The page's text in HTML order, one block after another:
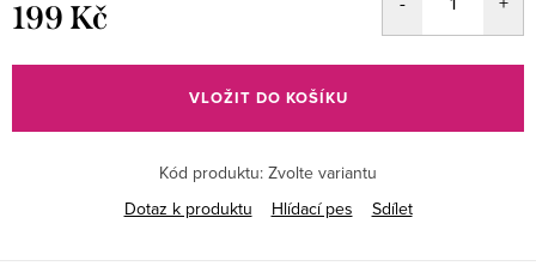
199 Kč
cena:
VLOŽIT DO KOŠÍKU
Kód produktu: Zvolte variantu
Dotaz k produktu
Hlídací pes Sdílet